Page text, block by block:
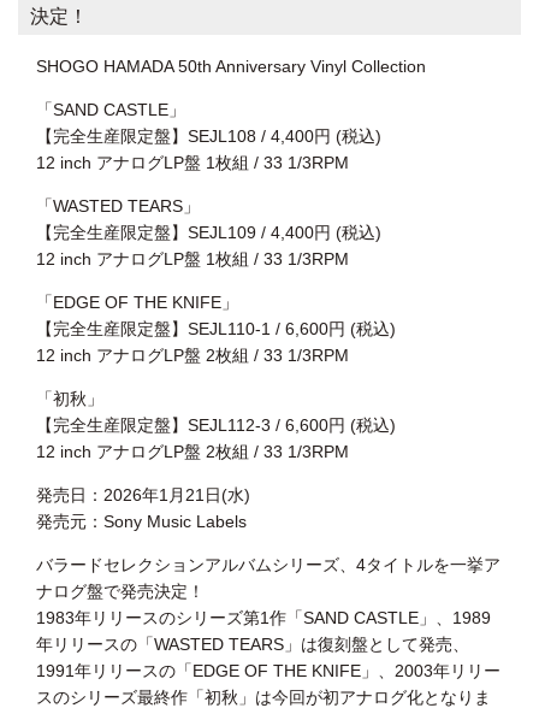
決定！
SHOGO HAMADA 50th Anniversary Vinyl Collection
「SAND CASTLE」
【完全生産限定盤】SEJL108 / 4,400円 (税込)
12 inch アナログLP盤 1枚組 / 33 1/3RPM
「WASTED TEARS」
【完全生産限定盤】SEJL109 / 4,400円 (税込)
12 inch アナログLP盤 1枚組 / 33 1/3RPM
「EDGE OF THE KNIFE」
【完全生産限定盤】SEJL110-1 / 6,600円 (税込)
12 inch アナログLP盤 2枚組 / 33 1/3RPM
「初秋」
【完全生産限定盤】SEJL112-3 / 6,600円 (税込)
12 inch アナログLP盤 2枚組 / 33 1/3RPM
発売日：2026年1月21日(水)
発売元：Sony Music Labels
バラードセレクションアルバムシリーズ、4タイトルを一挙ア
ナログ盤で発売決定！
1983年リリースのシリーズ第1作「SAND CASTLE」、1989
年リリースの「WASTED TEARS」は復刻盤として発売、
1991年リリースの「EDGE OF THE KNIFE」、2003年リリー
スのシリーズ最終作「初秋」は今回が初アナログ化となりま